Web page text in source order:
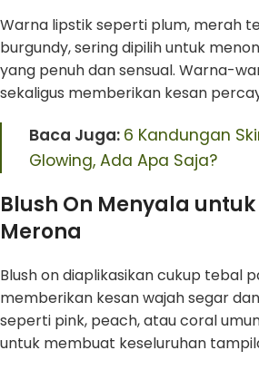
Warna lipstik seperti plum, merah
burgundy, sering dipilih untuk
yang penuh dan sensual. Warna-
sekaligus memberikan kesan
Baca Juga: 6 Kandungan
Glowing, Ada Apa Saja?
Blush On Menyala
Merona
Blush on diaplikasikan cukup tebal
memberikan kesan wajah segar
seperti pink, peach, atau coral
untuk membuat keseluruhan